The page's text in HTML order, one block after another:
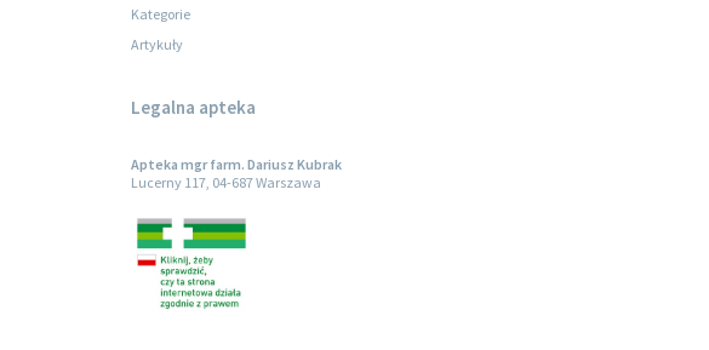
Kategorie
Artykuły
Legalna apteka
Apteka mgr farm. Dariusz Kubrak
Lucerny 117, 04-687 Warszawa